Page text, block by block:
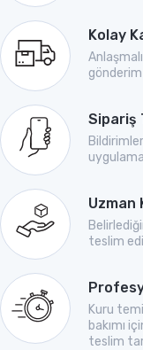
Kolay
Sipariş
Uzman
teslim
Kuru
bakımı
teslim